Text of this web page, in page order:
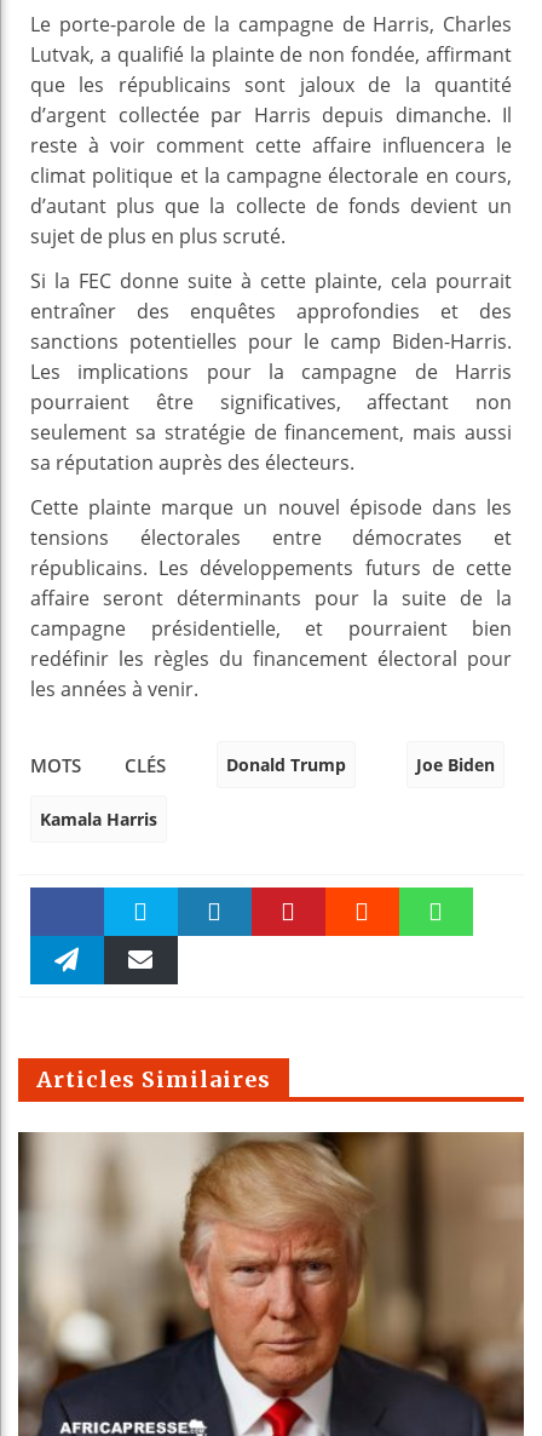
Le porte-parole de la campagne de Harris, Charles
Lutvak, a qualifié la plainte de non fondée, affirmant
que les républicains sont jaloux de la quantité
d’argent collectée par Harris depuis dimanche. Il
reste à voir comment cette affaire influencera le
climat politique et la campagne électorale en cours,
d’autant plus que la collecte de fonds devient un
sujet de plus en plus scruté.
Si la FEC donne suite à cette plainte, cela pourrait
entraîner des enquêtes approfondies et des
sanctions potentielles pour le camp Biden-Harris.
Les implications pour la campagne de Harris
pourraient être significatives, affectant non
seulement sa stratégie de financement, mais aussi
sa réputation auprès des électeurs.
Cette plainte marque un nouvel épisode dans les
tensions électorales entre démocrates et
républicains. Les développements futurs de cette
affaire seront déterminants pour la suite de la
campagne présidentielle, et pourraient bien
redéfinir les règles du financement électoral pour
les années à venir.
MOTS CLÉS Donald Trump Joe Biden
Kamala Harris
Faceboo Twitter
m
Articles Similaires